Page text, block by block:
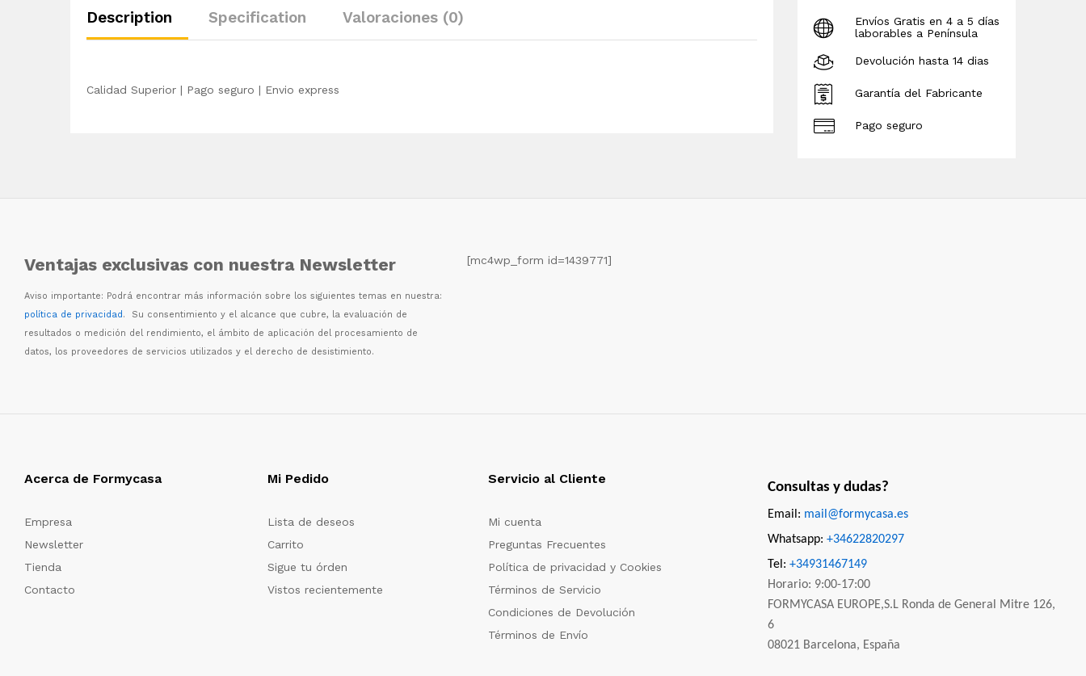
Description Specification Valoraciones (0)
Calidad Superior | Pago seguro | Envio express
Envíos Gratis en 4 a 5 días
laborables a Península
Devolución hasta 14 dias
Garantía del Fabricante
Pago seguro
Ventajas exclusivas con nuestra Newsletter
Aviso importante: Podrá encontrar más información sobre los siguientes temas en nuestra:
política de privacidad. Su consentimiento y el alcance que cubre, la evaluación de
resultados o medición del rendimiento, el ámbito de aplicación del procesamiento de
datos, los proveedores de servicios utilizados y el derecho de desistimiento.
[mc4wp_form id=1439771]
Acerca de Formycasa
Empresa
Newsletter
Tienda
Contacto
Mi Pedido
Lista de deseos
Carrito
Sigue tu órden
Vistos recientemente
Servicio al Cliente
Mi cuenta
Preguntas Frecuentes
Política de privacidad y Cookies
Términos de Servicio
Condiciones de Devolución
Términos de Envío
Consultas y dudas?
Email: mail@formycasa.es
Whatsapp: +34622820297
Tel: +34931467149
Horario: 9:00-17:00
FORMYCASA EUROPE,S.L Ronda de General Mitre 126,
6
08021 Barcelona, España